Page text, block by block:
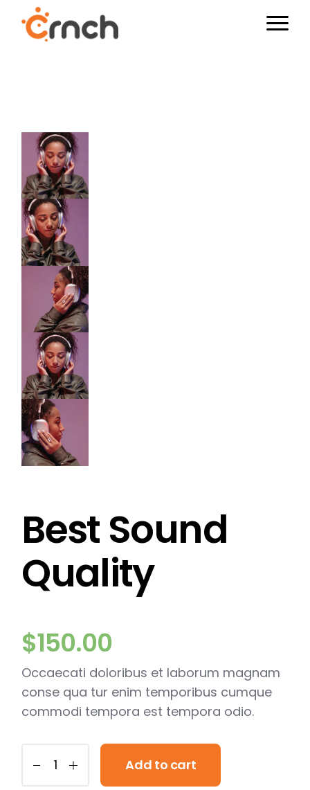
Best Sound
Quality
$150.00
Occaecati doloribus et laborum magnam
conse qua tur enim temporibus cumque
commodi tempora est tempora odio.
Add to cart